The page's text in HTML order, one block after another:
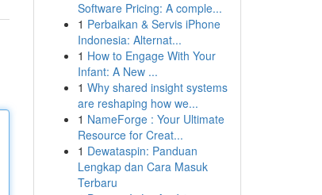
Software Pricing: A comple...
1 Perbaikan & Servis iPhone
Indonesia: Alternat...
1 How to Engage With Your
Infant: A New ...
1 Why shared insight systems
are reshaping how we...
1 NameForge : Your Ultimate
Resource for Creat...
1 Dewataspin: Panduan
Lengkap dan Cara Masuk
Terbaru